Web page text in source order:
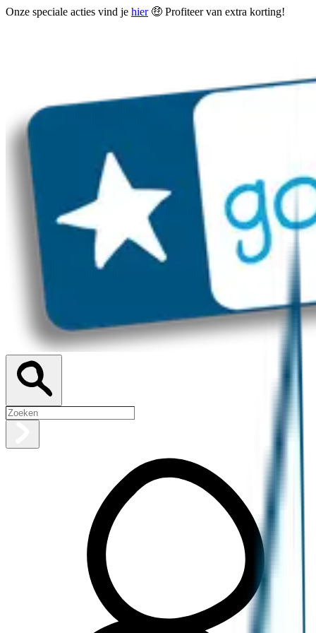
Onze speciale acties vind je hier🤑 Profiteer van extra korting!